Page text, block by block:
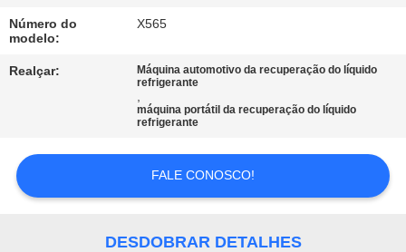
PEÇA
CITAÇÕES
DO
SITE
Número do
modelo:
X565
Realçar:
Máquina automotivo da recuperação do líquido
refrigerante
,
máquina portátil da recuperação do líquido
refrigerante
FALE CONOSCO!
DESDOBRAR DETALHES